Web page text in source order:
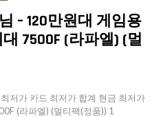
– 120만원대 게임용
대 7500F (라파엘) (멀
저가 카드 최저가 합계 현금 최저가
(라파엘) (멀티팩(정품)) 1